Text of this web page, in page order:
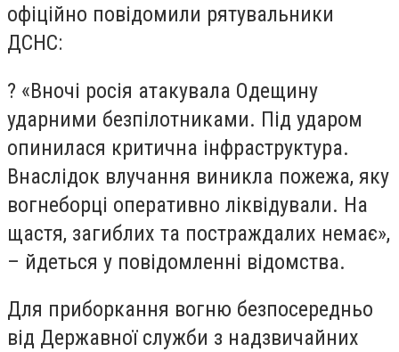
офіційно повідомили рятувальники
ДСНС:
? «Вночі росія атакувала Одещину
ударними безпілотниками. Під ударом
опинилася критична інфраструктура.
Внаслідок влучання виникла пожежа, яку
вогнеборці оперативно ліквідували. На
щастя, загиблих та постраждалих немає»,
– йдеться у повідомленні відомства.
Для приборкання вогню безпосередньо
від Державної служби з надзвичайних